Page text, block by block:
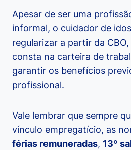
Apesar de ser uma
informal, o cuidador de
regularizar a partir da
consta na carteira de
garantir os benefícios
profissional.
Vale lembrar que sempre
vínculo empregatício, as
férias remuneradas, 13º